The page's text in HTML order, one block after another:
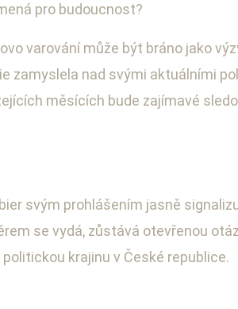
pro budoucnost?
varování může být bráno jako
zamyslela nad svými aktuálními
měsících bude zajímavé
svým prohlášením jasně
se vydá, zůstává otevřenou
politickou krajinu v České republice.